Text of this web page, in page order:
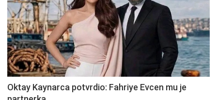
Oktay Kaynarca potvrdio: Fahriye Evcen mu je